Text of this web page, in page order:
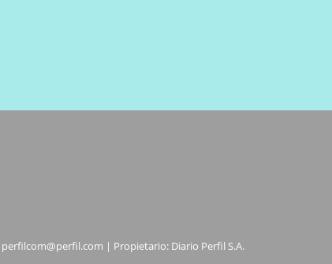
perfilcom@perfil.com | Propietario: Diario Perfil S.A.